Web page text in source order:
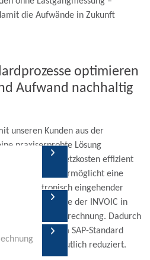
die Aufwände in Zukunft
optimieren
Aufwand nachhaltig
unseren Kunden aus der
praxiserprobte Lösung
von Netzkosten effizient
Unser Produkt ermöglicht eine
elektronisch eingehender
Übernahme der INVOIC in
Laufzeit der Abrechnung. Dadurch
Prozesse im SAP-Standard
Komplexität deutlich reduziert.